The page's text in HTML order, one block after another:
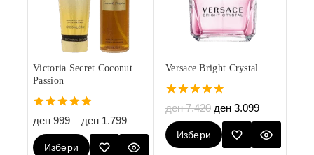
Victoria Secret Coconut
Passion
4.80
out of 5
ден 999 – ден 1.799
Избери
Versace Bright Crystal
4.80
out of 5
ден7.420 ден 3.099
Избери